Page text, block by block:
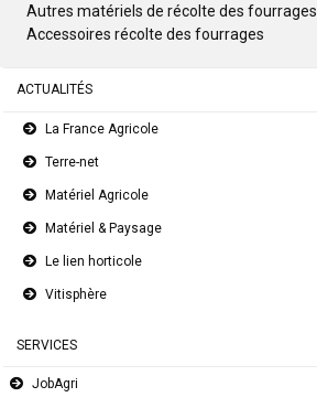
Autres matériels de récolte des fourrages
Accessoires récolte des fourrages
ACTUALITÉS
La France Agricole
Terre-net
Matériel Agricole
Matériel & Paysage
Le lien horticole
Vitisphère
SERVICES
JobAgri